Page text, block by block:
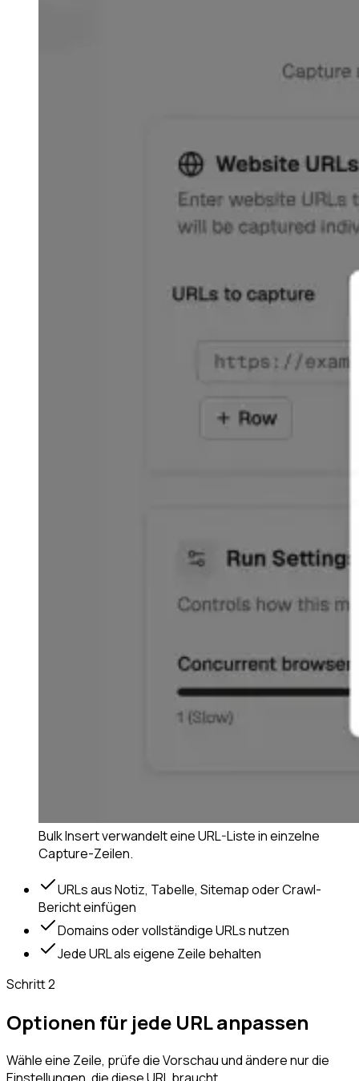
Bulk Insert verwandelt eine URL-Liste in einzelne
Capture-Zeilen.
URLs aus Notiz, Tabelle, Sitemap oder Crawl-
Bericht einfügen
Domains oder vollständige URLs nutzen
Jede URL als eigene Zeile behalten
Schritt2
Optionen für jede URL anpassen
Wähle eine Zeile, prüfe die Vorschau und ändere nur die
Einstellungen, die diese URL braucht.